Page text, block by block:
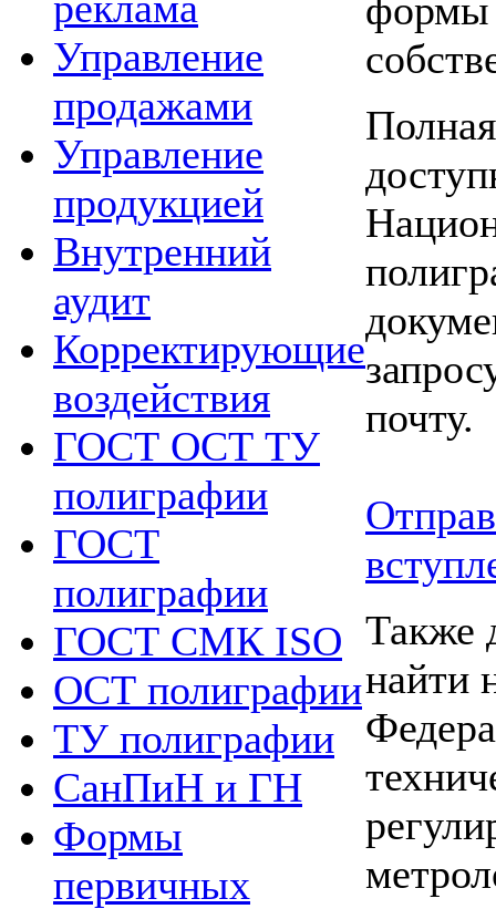
Управление
продажами
Управление
продукцией
Внутренний
аудит
Корректирующие
воздействия
ГОСТ ОСТ ТУ
полиграфии
ГОСТ
полиграфии
ГОСТ СМК ISO
ОСТ полиграфии
ТУ полиграфии
СанПиН и ГН
Формы
первичных
почту.
Также
найти